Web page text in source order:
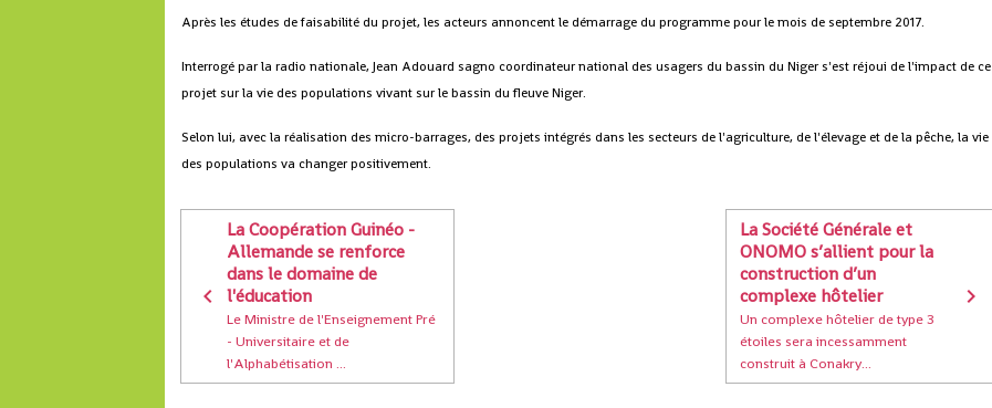
Après les études de faisabilité du projet, les acteurs annoncent le démarrage du programme pour le mois de septembre 2017.
Interrogé par la radio nationale, Jean Adouard sagno coordinateur national des usagers du bassin du Niger s'est réjoui de l'impact de ce
projet sur la vie des populations vivant sur le bassin du fleuve Niger.
Selon lui, avec la réalisation des micro-barrages, des projets intégrés dans les secteurs de l'agriculture, de l'élevage et de la pêche, la vie
des populations va changer positivement.
La Coopération Guinéo -
Allemande se renforce
dans le domaine de
l'éducation
Le Ministre de l'Enseignement Pré
- Universitaire et de
l'Alphabétisation ...
La Société Générale et
ONOMO s’allient pour la
construction d’un
complexe hôtelier
Un complexe hôtelier de type 3
étoiles sera incessamment
construit à Conakry...